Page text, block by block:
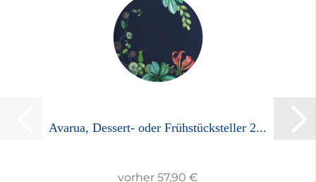
Avarua, Dessert- oder Frühstücksteller 2...
vorher 57,90 €